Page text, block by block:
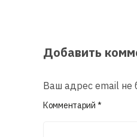
Добавить
Ваш адрес email не
Комментарий *